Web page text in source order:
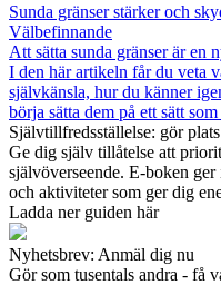
Sunda gränser stärker och
Välbefinnande
Att sätta sunda gränser är en
I den här artikeln får du veta
självkänsla, hur du känner
börja sätta dem på ett sätt
Självtillfredsställelse: gör
Ge dig själv tillåtelse att
självöverseende. E-boken
och aktiviteter som ger dig
Ladda ner guiden här
Nyhetsbrev: Anmäl dig nu
Gör som tusentals andra - få